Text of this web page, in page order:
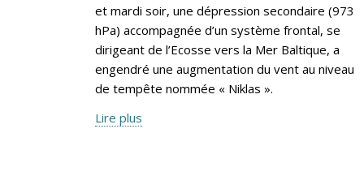
et mardi soir, une dépression secondaire (973
hPa) accompagnée d’un système frontal, se
dirigeant de l’Ecosse vers la Mer Baltique, a
engendré une augmentation du vent au niveau
de tempête nommée « Niklas ».
Lire plus